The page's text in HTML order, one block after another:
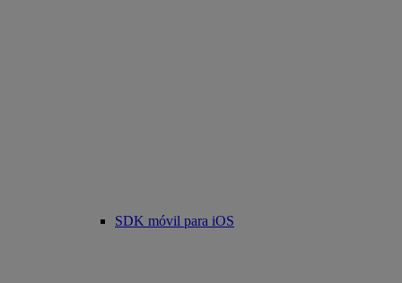
SDK móvil para iOS